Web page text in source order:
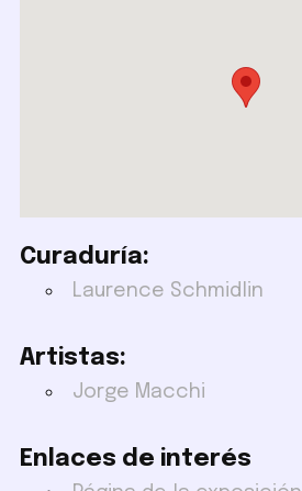
Curaduría:
Laurence Schmidlin
Artistas:
Jorge Macchi
Enlaces de interés